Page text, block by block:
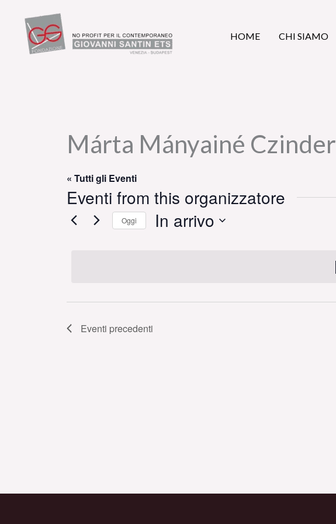
contenuto
HOME CHI SIAMO
Márta Mányainé Czinder
« Tutti gli Eventi
Eventi from this organizzatore
Oggi In arrivo
Eventi precedenti